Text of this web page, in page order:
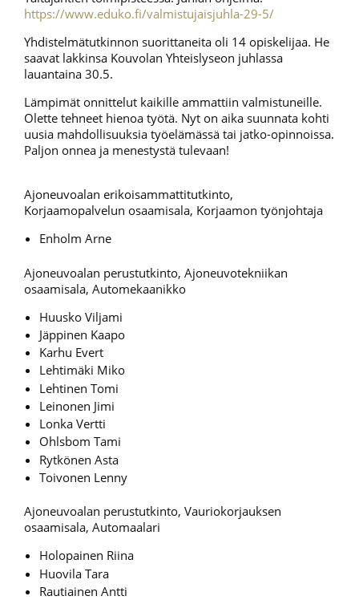
https://www.eduko.fi/valmistujaisjuhla-29-5/
Yhdistelmätutkinnon suorittaneita oli 14 opiskelijaa. He
saavat lakkinsa Kouvolan Yhteislyseon juhlassa
lauantaina 30.5.
Lämpimät onnittelut kaikille ammattiin valmistuneille.
Olette tehneet hienoa työtä. Nyt on aika suunnata kohti
uusia mahdollisuuksia työelämässä tai jatko-opinnoissa.
Paljon onnea ja menestystä tulevaan!
Ajoneuvoalan erikoisammattitutkinto,
Korjaamopalvelun osaamisala, Korjaamon työnjohtaja
Enholm Arne
Ajoneuvoalan perustutkinto, Ajoneuvotekniikan
osaamisala, Automekaanikko
Huusko Viljami
Jäppinen Kaapo
Karhu Evert
Lehtimäki Miko
Lehtinen Tomi
Leinonen Jimi
Lonka Vertti
Ohlsbom Tami
Rytkönen Asta
Toivonen Lenny
Ajoneuvoalan perustutkinto, Vauriokorjauksen
osaamisala, Automaalari
Holopainen Riina
Huovila Tara
Rautiainen Antti